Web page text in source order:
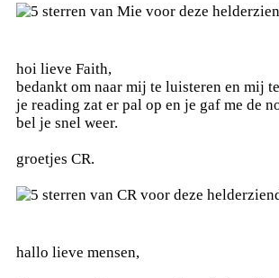
hoi lieve Faith,
bedankt om naar mij te luisteren en mij
je reading zat er pal op en je gaf me de
bel je snel weer.
groetjes CR.
hallo lieve mensen,